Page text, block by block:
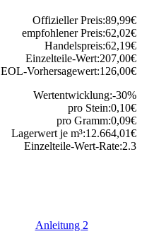
Offizieller Preis:89,99€
empfohlener Preis:62,02€
Handelspreis:62,19€
Einzelteile-Wert:207,00€
EOL-Vorhersagewert:126,00€
Wertentwicklung:-30%
pro Stein:0,10€
pro Gramm:0,09€
Lagerwert je m³:12.664,01€
Einzelteile-Wert-Rate:2.3
Anleitung 2